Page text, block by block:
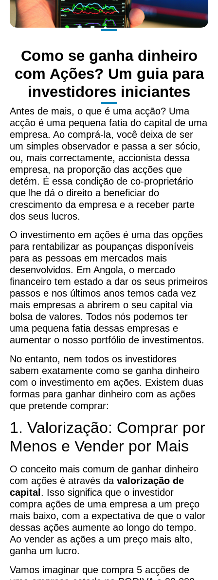
Como se ganha dinheiro
com Ações? Um guia para
investidores iniciantes
Antes de mais, o que é uma acção? Uma
acção é uma pequena fatia do capital de uma
empresa. Ao comprá-la, você deixa de ser
um simples observador e passa a ser sócio,
ou, mais correctamente, accionista dessa
empresa, na proporção das acções que
detém. É essa condição de co-proprietário
que lhe dá o direito a beneficiar do
crescimento da empresa e a receber parte
dos seus lucros.
O investimento em ações é uma das opções
para rentabilizar as poupanças disponíveis
para as pessoas em mercados mais
desenvolvidos. Em Angola, o mercado
financeiro tem estado a dar os seus primeiros
passos e nos últimos anos temos cada vez
mais empresas a abrirem o seu capital via
bolsa de valores. Todos nós podemos ter
uma pequena fatia dessas empresas e
aumentar o nosso portfólio de investimentos.
No entanto, nem todos os investidores
sabem exatamente como se ganha dinheiro
com o investimento em ações. Existem duas
formas para ganhar dinheiro com as ações
que pretende comprar:
1. Valorização: Comprar por
Menos e Vender por Mais
O conceito mais comum de ganhar dinheiro
com ações é através da valorização de
capital . Isso significa que o investidor
compra ações de uma empresa a um preço
mais baixo, com a expectativa de que o valor
dessas ações aumente ao longo do tempo.
Ao vender as ações a um preço mais alto,
ganha um lucro.
Vamos imaginar que compra 5 acções de